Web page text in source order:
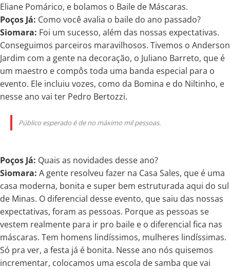
Eliane Pomárico, e bolamos o Baile de Máscaras.
Poços Já: Como você avalia o baile do ano passado?
Siomara: Foi um sucesso, além das nossas expectativas.
Conseguimos parceiros maravilhosos. Tivemos o Anderson
Jardim com a gente na decoração, o Juliano Barreto, que é
um maestro e compôs toda uma banda especial para o
evento. Ele incluiu vozes, como da Bomina e do Niltinho, e
nesse ano vai ter Pedro Bertozzi.
Público esperado é de no máximo mil pessoas.
Poços Já: Quais as novidades desse ano?
Siomara: A gente resolveu fazer na Casa Sales, que é uma
casa moderna, bonita e super bem estruturada aqui do sul
de Minas. O diferencial desse evento, que saiu das nossas
expectativas, foram as pessoas. Porque as pessoas se
vestem realmente para ir pro baile e o diferencial fica nas
máscaras. Tem homens lindíssimos, mulheres lindíssimas.
Só pra ver, a festa já é bonita. Nesse ano nós quisemos
incrementar, colocamos uma escola de samba que vai